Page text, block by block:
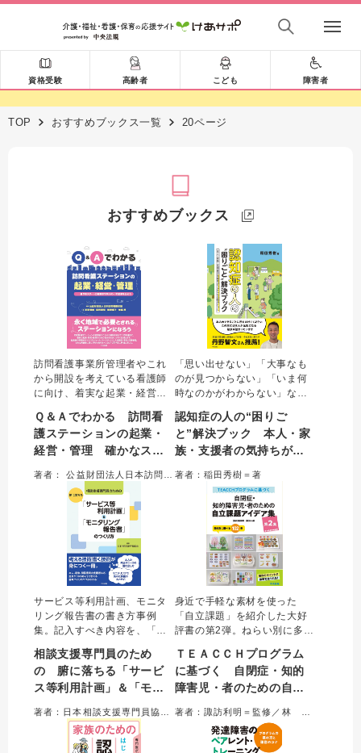
資格受験 高齢者 こども 障害者
TOP おすすめブックス一覧 20ページ
おすすめブックス
訪問看護事業所管理者やこれ
から開設を考えている看護師
に向け、着実な起業・経営の
授。起業時の準備やタイムス
ケジュール、マーケティン
グ、人材確保・育成、労務管
な悩みまで、QA形式で具体的
に解説した。
Ｑ＆Ａでわかる 訪問看
護ステーションの起業・
経営・管理 確かなスタ
トで成果を出そう
「思い出せない」「大事なも
のが見つからない」「いま何
時なのかがわからない」な
の“困りごと”を解決するヒント
を紹介する。本人は生活のど
んな部分に困難さを感じ、そ
わかる。本人、家族、支援者
の心を軽くする一冊。
認知症の人の“困りご
と”解決ブック 本人・家
族・支援者の気持ちがラ
著者：稲田秀樹＝著
サービス等利用計画、モニタ
リング報告書の書き方事例
集。記入すべき内容を、「良
がら、多様な事例を通じわか
りやすく解説した。加算取得
の考え方を含め、よりよい支
のプロセス全体を学べる一
相談支援専門員のため
の 腑に落ちる「サービ
ス等利用計画」＆「モニ
り方
身近で手軽な素材を使った
「自立課題」を紹介した大好
評書の第2弾。ねらい別に多数
じたかかわりができる。ま
た、シューボックス、ファイ
ル、マグネットの課題タイプ
載。現場でよくある疑問もQ
＆Aで収載した。
ＴＥＡＣＣＨプログラム
に基づく 自閉症・知的
障害児・者のための自立
目的別に選べる１０２例